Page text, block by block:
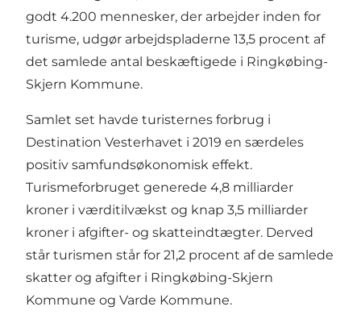
godt 4.200 mennesker, der arbejder inden for
turisme, udgør arbejdspladerne 13,5 procent af
det samlede antal beskæftigede i Ringkøbing-
Skjern Kommune.
Samlet set havde turisternes forbrug i
Destination Vesterhavet i 2019 en særdeles
positiv samfundsøkonomisk effekt.
Turismeforbruget generede 4,8 milliarder
kroner i værditilvækst og knap 3,5 milliarder
kroner i afgifter- og skatteindtægter. Derved
står turismen står for 21,2 procent af de samlede
skatter og afgifter i Ringkøbing-Skjern
Kommune og Varde Kommune.